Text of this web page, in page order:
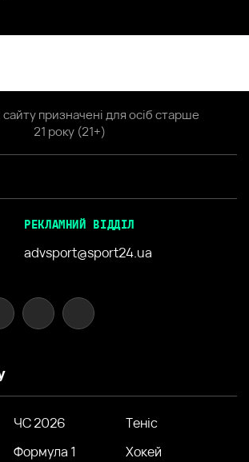
призначені для осіб старше
21 року (21+)
РЕКЛАМНИЙ ВІДДІЛ
advsport@sport24.ua
ЧС 2026
Теніс
Формула 1
Хокей